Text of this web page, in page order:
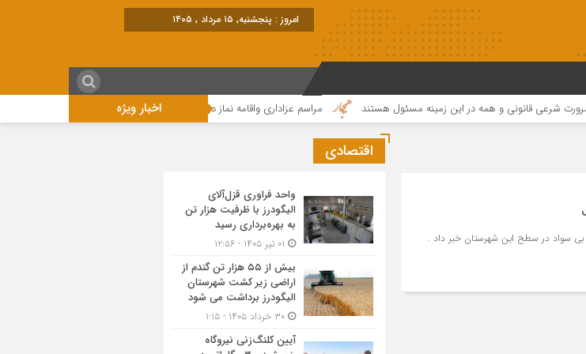
امروز : پنجشنبه, ۱۵ مرداد , ۱۴۰۵
اخبار ویژه قانونی و همه در این زمینه مسئول هستند مراسم عزاداری واقامه نماز در روز عاشورای حسینی در الیگودرز برگزار شد+تصویر
اقتصادی
واحد فراوری قزل‌آلای
الیگودرز با ظرفیت هزار تن
به بهره‌برداری رسید
بیش از ۵۵ هزار تن گندم از
اراضی زیر کشت شهرستان
الیگودرز برداشت می شود
آیین کلنگ‌زنی نیروگاه